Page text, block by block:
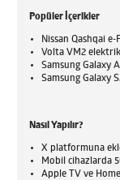
Popüler İçerikler
Nissan Qashqai
Volta VM2
Samsung Galaxy
Samsung Galaxy
Nasıl Yapılır?
X platformuna
Mobil cihazlarda
Apple TV ve